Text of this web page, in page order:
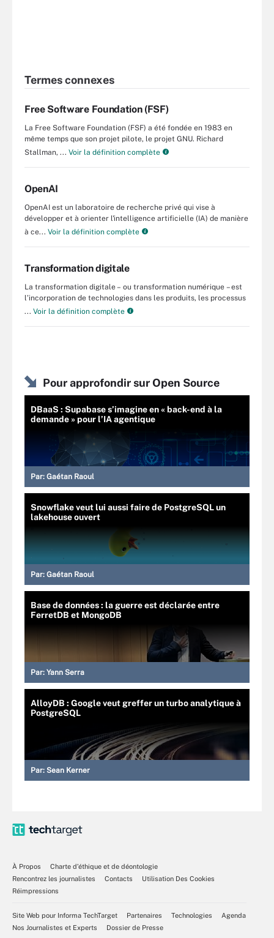
Termes connexes
Free Software Foundation (FSF)
La Free Software Foundation (FSF) a été fondée en 1983 en
même temps que son projet pilote, le projet GNU. Richard
Stallman, ... Voir la définition complète
OpenAI
OpenAI est un laboratoire de recherche privé qui vise à
développer et à orienter l'intelligence artificielle (IA) de manière
à ce... Voir la définition complète
Transformation digitale
La transformation digitale – ou transformation numérique – est
l’incorporation de technologies dans les produits, les processus
... Voir la définition complète
Pour approfondir sur Open Source
DBaaS : Supabase s’imagine en « back-end à la
demande » pour l’IA agentique
Par: Gaétan Raoul
Snowflake veut lui aussi faire de PostgreSQL un
lakehouse ouvert
Par: Gaétan Raoul
Base de données : la guerre est déclarée entre
FerretDB et MongoDB
Par: Yann Serra
AlloyDB : Google veut greffer un turbo analytique à
PostgreSQL
Par: Sean Kerner
À Propos
Charte d’éthique et de déontologie
Rencontrez les journalistes
Contacts
Utilisation Des Cookies
Réimpressions
Site Web pour Informa TechTarget Partenaires Technologies
Agenda
Nos Journalistes et Experts
Dossier de Presse